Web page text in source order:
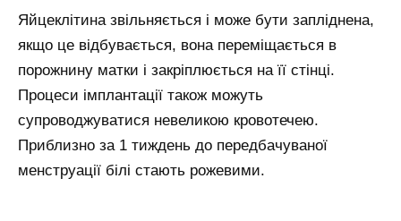
Яйцеклітина звільняється і може бути запліднена,
якщо це відбувається, вона переміщається в
порожнину матки і закріплюється на її стінці.
Процеси імплантації також можуть
супроводжуватися невеликою кровотечею.
Приблизно за 1 тиждень до передбачуваної
менструації білі стають рожевими.